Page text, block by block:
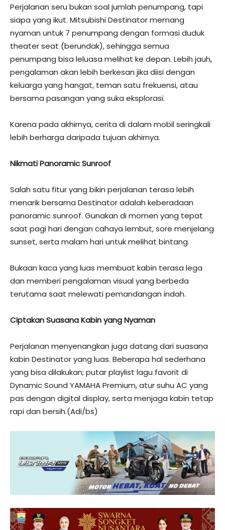
Perjalanan seru bukan soal jumlah penumpang, tapi
siapa yang ikut. Mitsubishi Destinator memang
nyaman untuk 7 penumpang dengan formasi duduk
theater seat (berundak), sehingga semua
penumpang bisa leluasa melihat ke depan. Lebih jauh,
pengalaman akan lebih berkesan jika diisi dengan
keluarga yang hangat, teman satu frekuensi, atau
bersama pasangan yang suka eksplorasi.
Karena pada akhirnya, cerita di dalam mobil seringkali
lebih berharga daripada tujuan akhirnya.
Nikmati Panoramic Sunroof
Salah satu fitur yang bikin perjalanan terasa lebih
menarik bersama Destinator adalah keberadaan
panoramic sunroof. Gunakan di momen yang tepat
saat pagi hari dengan cahaya lembut, sore menjelang
sunset, serta malam hari untuk melihat bintang.
Bukaan kaca yang luas membuat kabin terasa lega
dan memberi pengalaman visual yang berbeda
terutama saat melewati pemandangan indah.
Ciptakan Suasana Kabin yang Nyaman
Perjalanan menyenangkan juga datang dari suasana
kabin Destinator yang luas. Beberapa hal sederhana
yang bisa dilakukan; putar playlist lagu favorit di
Dynamic Sound YAMAHA Premium, atur suhu AC yang
pas dengan digital display, serta menjaga kabin tetap
rapi dan bersih.(Adi/bs)